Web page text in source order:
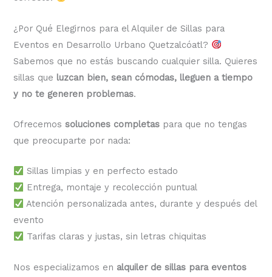
¿Por Qué Elegirnos para el Alquiler de Sillas para
Eventos en Desarrollo Urbano Quetzalcóatl?
Sabemos que no estás buscando cualquier silla. Quieres
sillas que luzcan bien, sean cómodas, lleguen a tiempo
y no te generen problemas.
Ofrecemossoluciones completas para que no tengas
que preocuparte por nada:
Sillas limpias y en perfecto estado
Entrega, montaje y recolección puntual
Atención personalizada antes, durante y después del
evento
Tarifas claras y justas, sin letras chiquitas
Nos especializamos en alquiler de sillas para eventos